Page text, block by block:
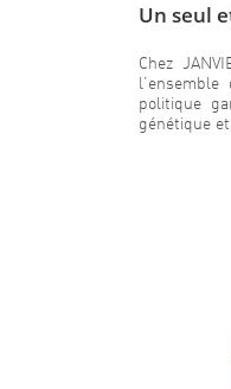
Un seul
Chez
politique
génétique